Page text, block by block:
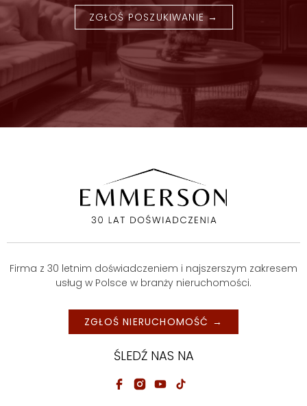
ZGŁOŚ POSZUKIWANIE →
Firma z 30 letnim doświadczeniem i najszerszym zakresem
usług w Polsce w branży nieruchomości.
ZGŁOŚ NIERUCHOMOŚĆ →
ŚLEDŹ NAS NA